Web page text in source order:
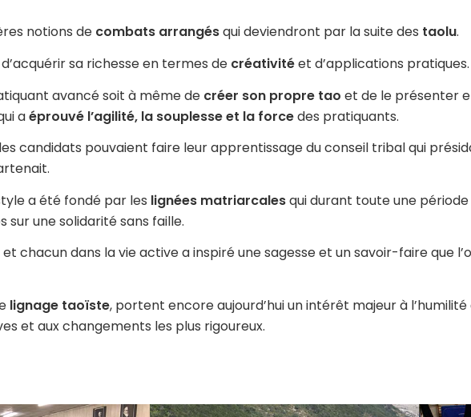
notions de combats arrangésqui deviendront par la suite des taolu.
sa richesse en termes de créativitéet d’applications pratiques.
avancé soit à même de créer son propre tao et de le présenter
aéprouvé l’agilité, la souplesse et la forcedes pratiquants.
candidats pouvaient faire leur apprentissage du conseil tribal qui
a été fondé par les lignées matriarcalesqui durant toute une
une solidarité sans faille.
chacun dans la vie active a inspiré une sagesse et un savoir-faire que
lignage taoïste, portent encore aujourd’hui un intérêt majeur à
et aux changements les plus rigoureux.